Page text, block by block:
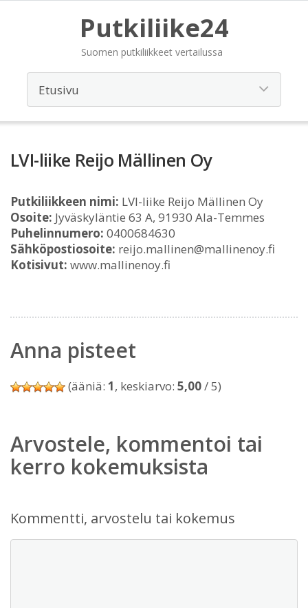
Putkiliike24
Suomen putkiliikkeet vertailussa
LVI-liike Reijo Mällinen Oy
Putkiliikkeen nimi: LVI-liike Reijo Mällinen Oy
Osoite: Jyväskyläntie 63 A, 91930 Ala-Temmes
Puhelinnumero: 0400684630
Sähköpostiosoite: reijo.mallinen@mallinenoy.fi
Kotisivut: www.mallinenoy.fi
Anna pisteet
(ääniä: 1, keskiarvo: 5,00/ 5)
Arvostele, kommentoi tai
kerro kokemuksista
Kommentti, arvostelu tai kokemus